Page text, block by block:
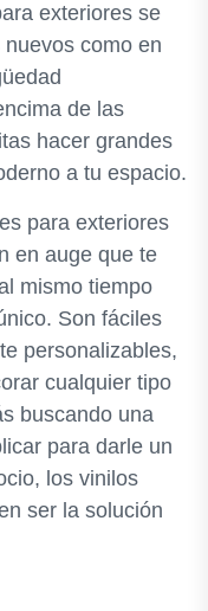
exteriores se
como en
de las
hacer grandes
a tu espacio.
para exteriores
en auge que te
mismo tiempo
Son fáciles
personalizables,
cualquier tipo
buscando una
para darle un
los vinilos
ser la solución